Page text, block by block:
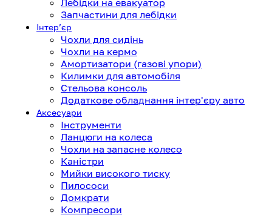
Запчастини для лебідки
Інтерʼєр
Чохли для сидінь
Чохли на кермо
Амортизатори (газові упори)
Килимки для автомобіля
Стельова консоль
Додаткове обладнання інтер'єру авто
Аксесуари
Інструменти
Ланцюги на колеса
Чохли на запасне колесо
Каністри
Мийки високого тиску
Пилососи
Домкрати
Компресори